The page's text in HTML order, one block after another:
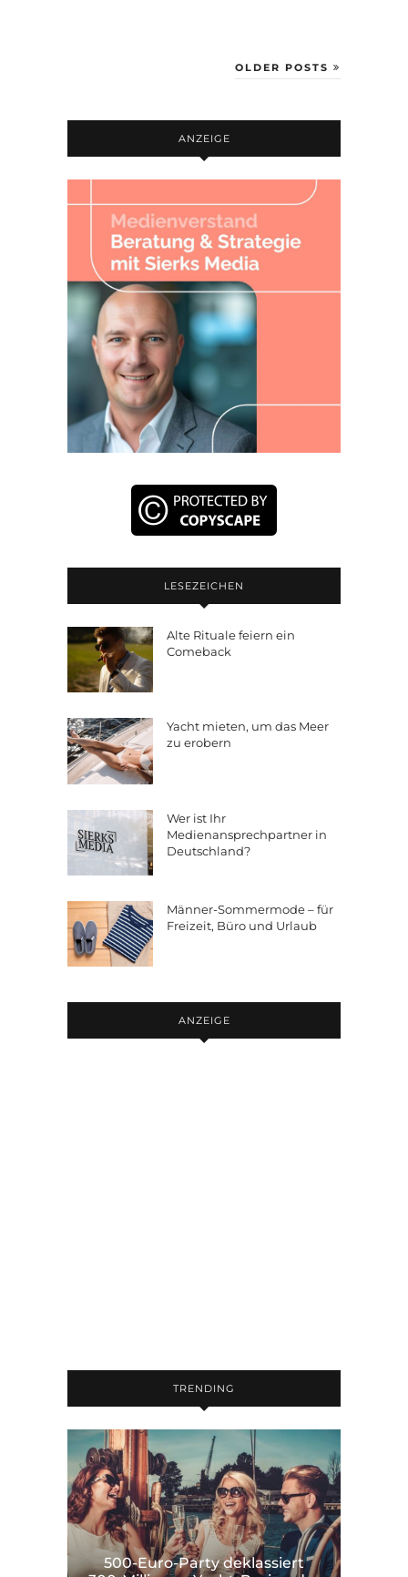
OLDER POSTS
ANZEIGE
LESEZEICHEN
Alte Rituale feiern ein
Comeback
Yacht mieten, um das Meer
zu erobern
Wer ist Ihr
Medienansprechpartner in
Deutschland?
Männer-Sommermode – für
Freizeit, Büro und Urlaub
ANZEIGE
TRENDING
500-Euro-Party deklassiert